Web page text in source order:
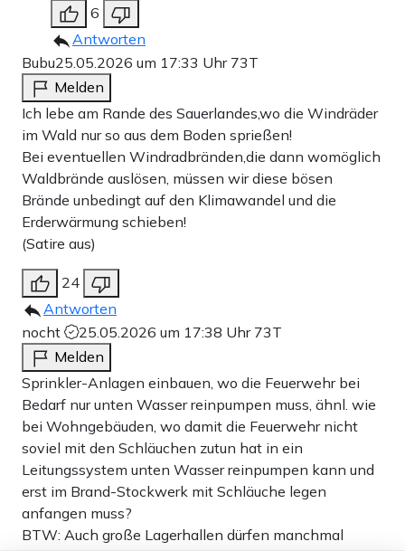
6
Antworten
Bubu25.05.2026 um 17:33 Uhr 73T
Melden
Ich lebe am Rande des Sauerlandes,wo die Windräder
im Wald nur so aus dem Boden sprießen!
Bei eventuellen Windradbränden,die dann womöglich
Waldbrände auslösen, müssen wir diese bösen
Brände unbedingt auf den Klimawandel und die
Erderwärmung schieben!
(Satire aus)
24
Antworten
nocht
25.05.2026 um 17:38 Uhr 73T
Melden
Sprinkler-Anlagen einbauen, wo die Feuerwehr bei
Bedarf nur unten Wasser reinpumpen muss, ähnl. wie
bei Wohngebäuden, wo damit die Feuerwehr nicht
soviel mit den Schläuchen zutun hat in ein
Leitungssystem unten Wasser reinpumpen kann und
erst im Brand-Stockwerk mit Schläuche legen
anfangen muss?
BTW: Auch große Lagerhallen dürfen manchmal